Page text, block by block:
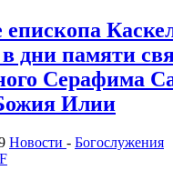
дни памяти
Серафима
Илии
Новости - Богослужения